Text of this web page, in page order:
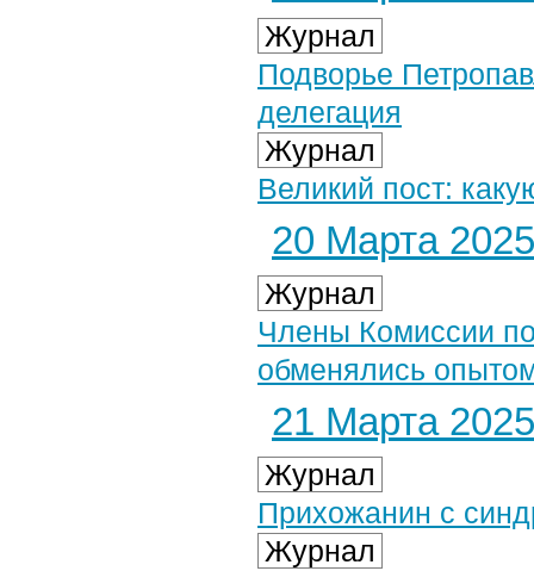
Журнал
Подворье
делегация
Журнал
Великий пост:
20 Марта 2025
Журнал
Члены Комиссии
обменялись
21 Марта 2025
Журнал
Прихожанин с
Журнал